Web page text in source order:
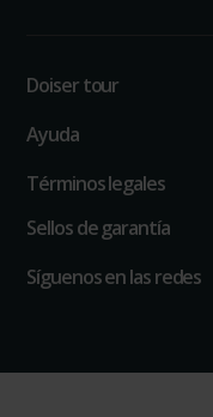
Doiser tour
Ayuda
Términos legales
Sellos de garantía
Síguenos en las redes